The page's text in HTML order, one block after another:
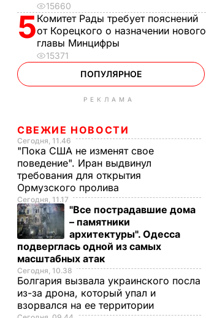
15660
5Комитет Рады требует пояснений
от Корецкого о назначении нового
главы Минцифры
15371
ПОПУЛЯРНОЕ
РЕКЛАМА
СВЕЖИЕ НОВОСТИ
Сегодня, 11.46
"Пока США не изменят свое
поведение". Иран выдвинул
требования для открытия
Ормузского пролива
Сегодня, 11.17
"Все пострадавшие дома
– памятники
архитектуры". Одесса
подверглась одной из самых
масштабных атак
Сегодня, 10.38
Болгария вызвала украинского посла
из-за дрона, который упал и
взорвался на ее территории